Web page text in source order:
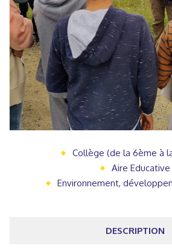
Collège (de la 6ème à
Aire Educative
Environnement,
DESCRIPTION